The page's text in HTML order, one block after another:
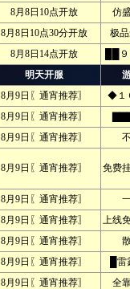
8月8日10点开放
仿
8月8日10点30分开放
极
8月8日14点开放
██
明天开服
8月9日〖通宵推荐〗
◆１
8月9日〖通宵推荐〗
8月9日〖通宵推荐〗
8月9日〖通宵推荐〗 免费
8月9日〖通宵推荐〗
8月9日〖通宵推荐〗
上线
8月9日〖通宵推荐〗
8月9日〖通宵推荐〗
█
8月9日〖通宵推荐〗
全